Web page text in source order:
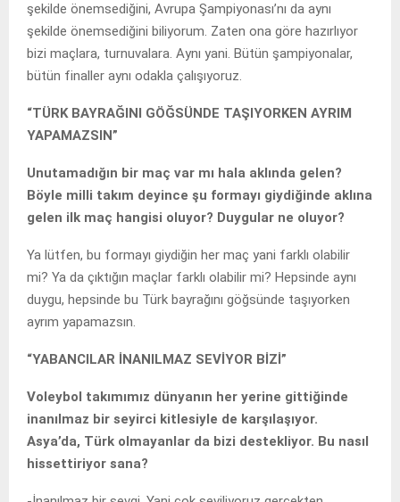
şekilde önemsediğini, Avrupa Şampiyonası’nı da aynı
şekilde önemsediğini biliyorum. Zaten ona göre hazırlıyor
bizi maçlara, turnuvalara. Aynı yani. Bütün şampiyonalar,
bütün finaller aynı odakla çalışıyoruz.
“TÜRK BAYRAĞINI GÖĞSÜNDE TAŞIYORKEN AYRIM
YAPAMAZSIN”
Unutamadığın bir maç var mı hala aklında gelen?
Böyle milli takım deyince şu formayı giydiğinde aklına
gelen ilk maç hangisi oluyor? Duygular ne oluyor?
Ya lütfen, bu formayı giydiğin her maç yani farklı olabilir
mi? Ya da çıktığın maçlar farklı olabilir mi? Hepsinde aynı
duygu, hepsinde bu Türk bayrağını göğsünde taşıyorken
ayrım yapamazsın.
“YABANCILAR İNANILMAZ SEVİYOR BİZİ”
Voleybol takımımız dünyanın her yerine gittiğinde
inanılmaz bir seyirci kitlesiyle de karşılaşıyor.
Asya’da, Türk olmayanlar da bizi destekliyor. Bu nasıl
hissettiriyor sana?